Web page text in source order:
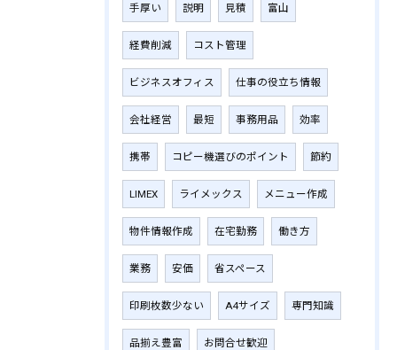
手厚い 説明 見積 富山
経費削減 コスト管理
ビジネスオフィス 仕事の役立ち情報
会社経営 最短 事務用品 効率
携帯 コピー機選びのポイント 節約
LIMEX ライメックス メニュー作成
物件情報作成 在宅勤務 働き方
業務 安価 省スペース
印刷枚数少ない A4サイズ 専門知識
品揃え豊富 お問合せ歓迎